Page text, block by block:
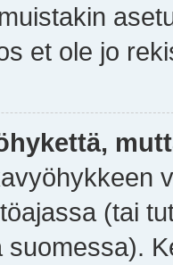
et ole jo
(tai